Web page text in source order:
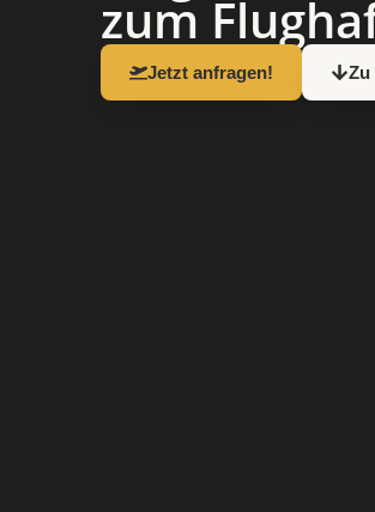
zum
Jetzt anfragen! Zu